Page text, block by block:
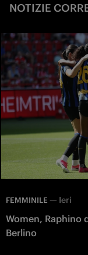
NOTIZIE
FEMMINILE — Ieri
Women, Raphino
Berlino